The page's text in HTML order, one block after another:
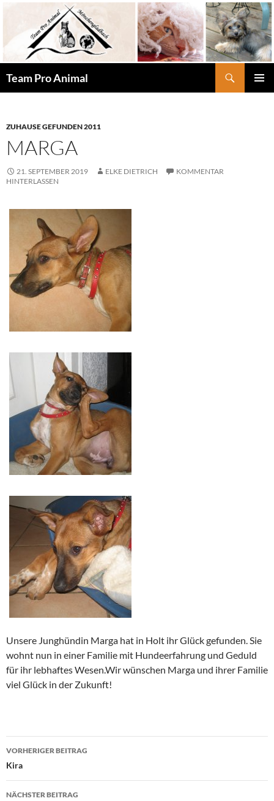
springen
Team Pro Animal
ZUHAUSE GEFUNDEN 2011
MARGA
21. SEPTEMBER 2019 ELKE DIETRICH
KOMMENTAR
HINTERLASSEN
Unsere Junghündin Marga hat in Holt ihr Glück gefunden. Sie
wohnt nun in einer Familie mit Hundeerfahrung und Geduld
für ihr lebhaftes Wesen.Wir wünschen Marga und ihrer Familie
viel Glück in der Zukunft!
Beitragsnavigation
VORHERIGER BEITRAG
Kira
NÄCHSTER BEITRAG